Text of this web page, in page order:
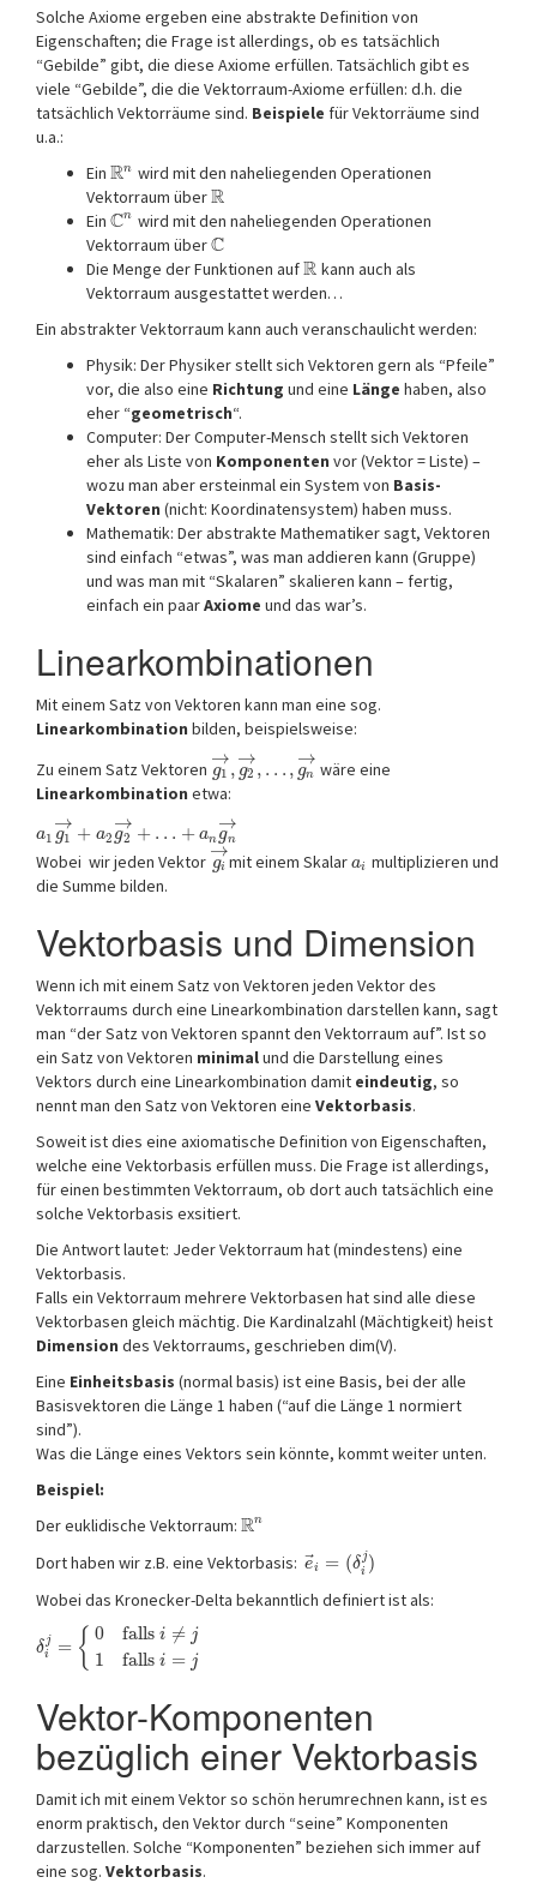
Solche Axiome ergeben eine abstrakte Definition von
Eigenschaften; die Frage ist allerdings, ob es tatsächlich
“Gebilde” gibt, die diese Axiome erfüllen. Tatsächlich gibt es
viele “Gebilde”, die die Vektorraum-Axiome erfüllen: d.h. die
tatsächlich Vektorräume sind. Beispiele für Vektorräume sind
u.a.:
Ein Rn wird mit den naheliegenden Operationen
Vektorraum überR
Ein Cn wird mit den naheliegenden Operationen
Vektorraum überC
Die Menge der Funktionen aufR kann auch als
Vektorraum ausgestattet werden…
Ein abstrakter Vektorraum kann auch veranschaulicht werden:
Physik: Der Physiker stellt sich Vektoren gern als “Pfeile”
vor, die also eine Richtung und eine Länge haben, also
eher “geometrisch“.
Computer: Der Computer-Mensch stellt sich Vektoren
eher als Liste von Komponenten vor (Vektor = Liste) –
wozu man aber ersteinmal ein System von Basis-
Vektoren (nicht: Koordinatensystem) haben muss.
Mathematik: Der abstrakte Mathematiker sagt, Vektoren
sind einfach “etwas”, was man addieren kann (Gruppe)
und was man mit “Skalaren” skalieren kann – fertig,
einfach ein paarAxiome und das war’s.
Linearkombinationen
Mit einem Satz von Vektoren kann man eine sog.
Linearkombination bilden, beispielsweise:
Zu einem Satz Vektoren g1
→
, g2
→
, … , gn
→
wäre eine
Linearkombination etwa:
a1 g1
→
+ a2 g2
→
+ … + an gn
→
Wobei wir jeden Vektor gi
→
mit einem Skalarai multiplizieren und
die Summe bilden.
Vektorbasis und Dimension
Wenn ich mit einem Satz von Vektoren jeden Vektor des
Vektorraums durch eine Linearkombination darstellen kann, sagt
man “der Satz von Vektoren spannt den Vektorraum auf”. Ist so
ein Satz von Vektoren minimalund die Darstellung eines
Vektors durch eine Linearkombination damit eindeutig, so
nennt man den Satz von Vektoren eine Vektorbasis.
Soweit ist dies eine axiomatische Definition von Eigenschaften,
welche eine Vektorbasis erfüllen muss. Die Frage ist allerdings,
für einen bestimmten Vektorraum, ob dort auch tatsächlich eine
solche Vektorbasis exsitiert.
Die Antwort lautet: Jeder Vektorraum hat (mindestens) eine
Vektorbasis.
Falls ein Vektorraum mehrere Vektorbasen hat sind alle diese
Vektorbasen gleich mächtig. Die Kardinalzahl (Mächtigkeit) heist
Dimension des Vektorraums, geschrieben dim(V).
Eine Einheitsbasis (normal basis) ist eine Basis, bei der alle
Basisvektoren die Länge 1 haben (“auf die Länge 1 normiert
sind”).
Was die Länge eines Vektors sein könnte, kommt weiter unten.
Beispiel:
Der euklidische Vektorraum: Rn
Dort haben wir z.B. eine Vektorbasis: e⃗i = (δ j
i )
Wobei das Kronecker-Delta bekanntlich definiert ist als:
δ j
i
= { 0
1
fallsi ≠ j
fallsi = j
Vektor-Komponenten
bezüglich einer Vektorbasis
Damit ich mit einem Vektor so schön herumrechnen kann, ist es
enorm praktisch, den Vektor durch “seine” Komponenten
darzustellen. Solche “Komponenten” beziehen sich immer auf
eine sog. Vektorbasis.